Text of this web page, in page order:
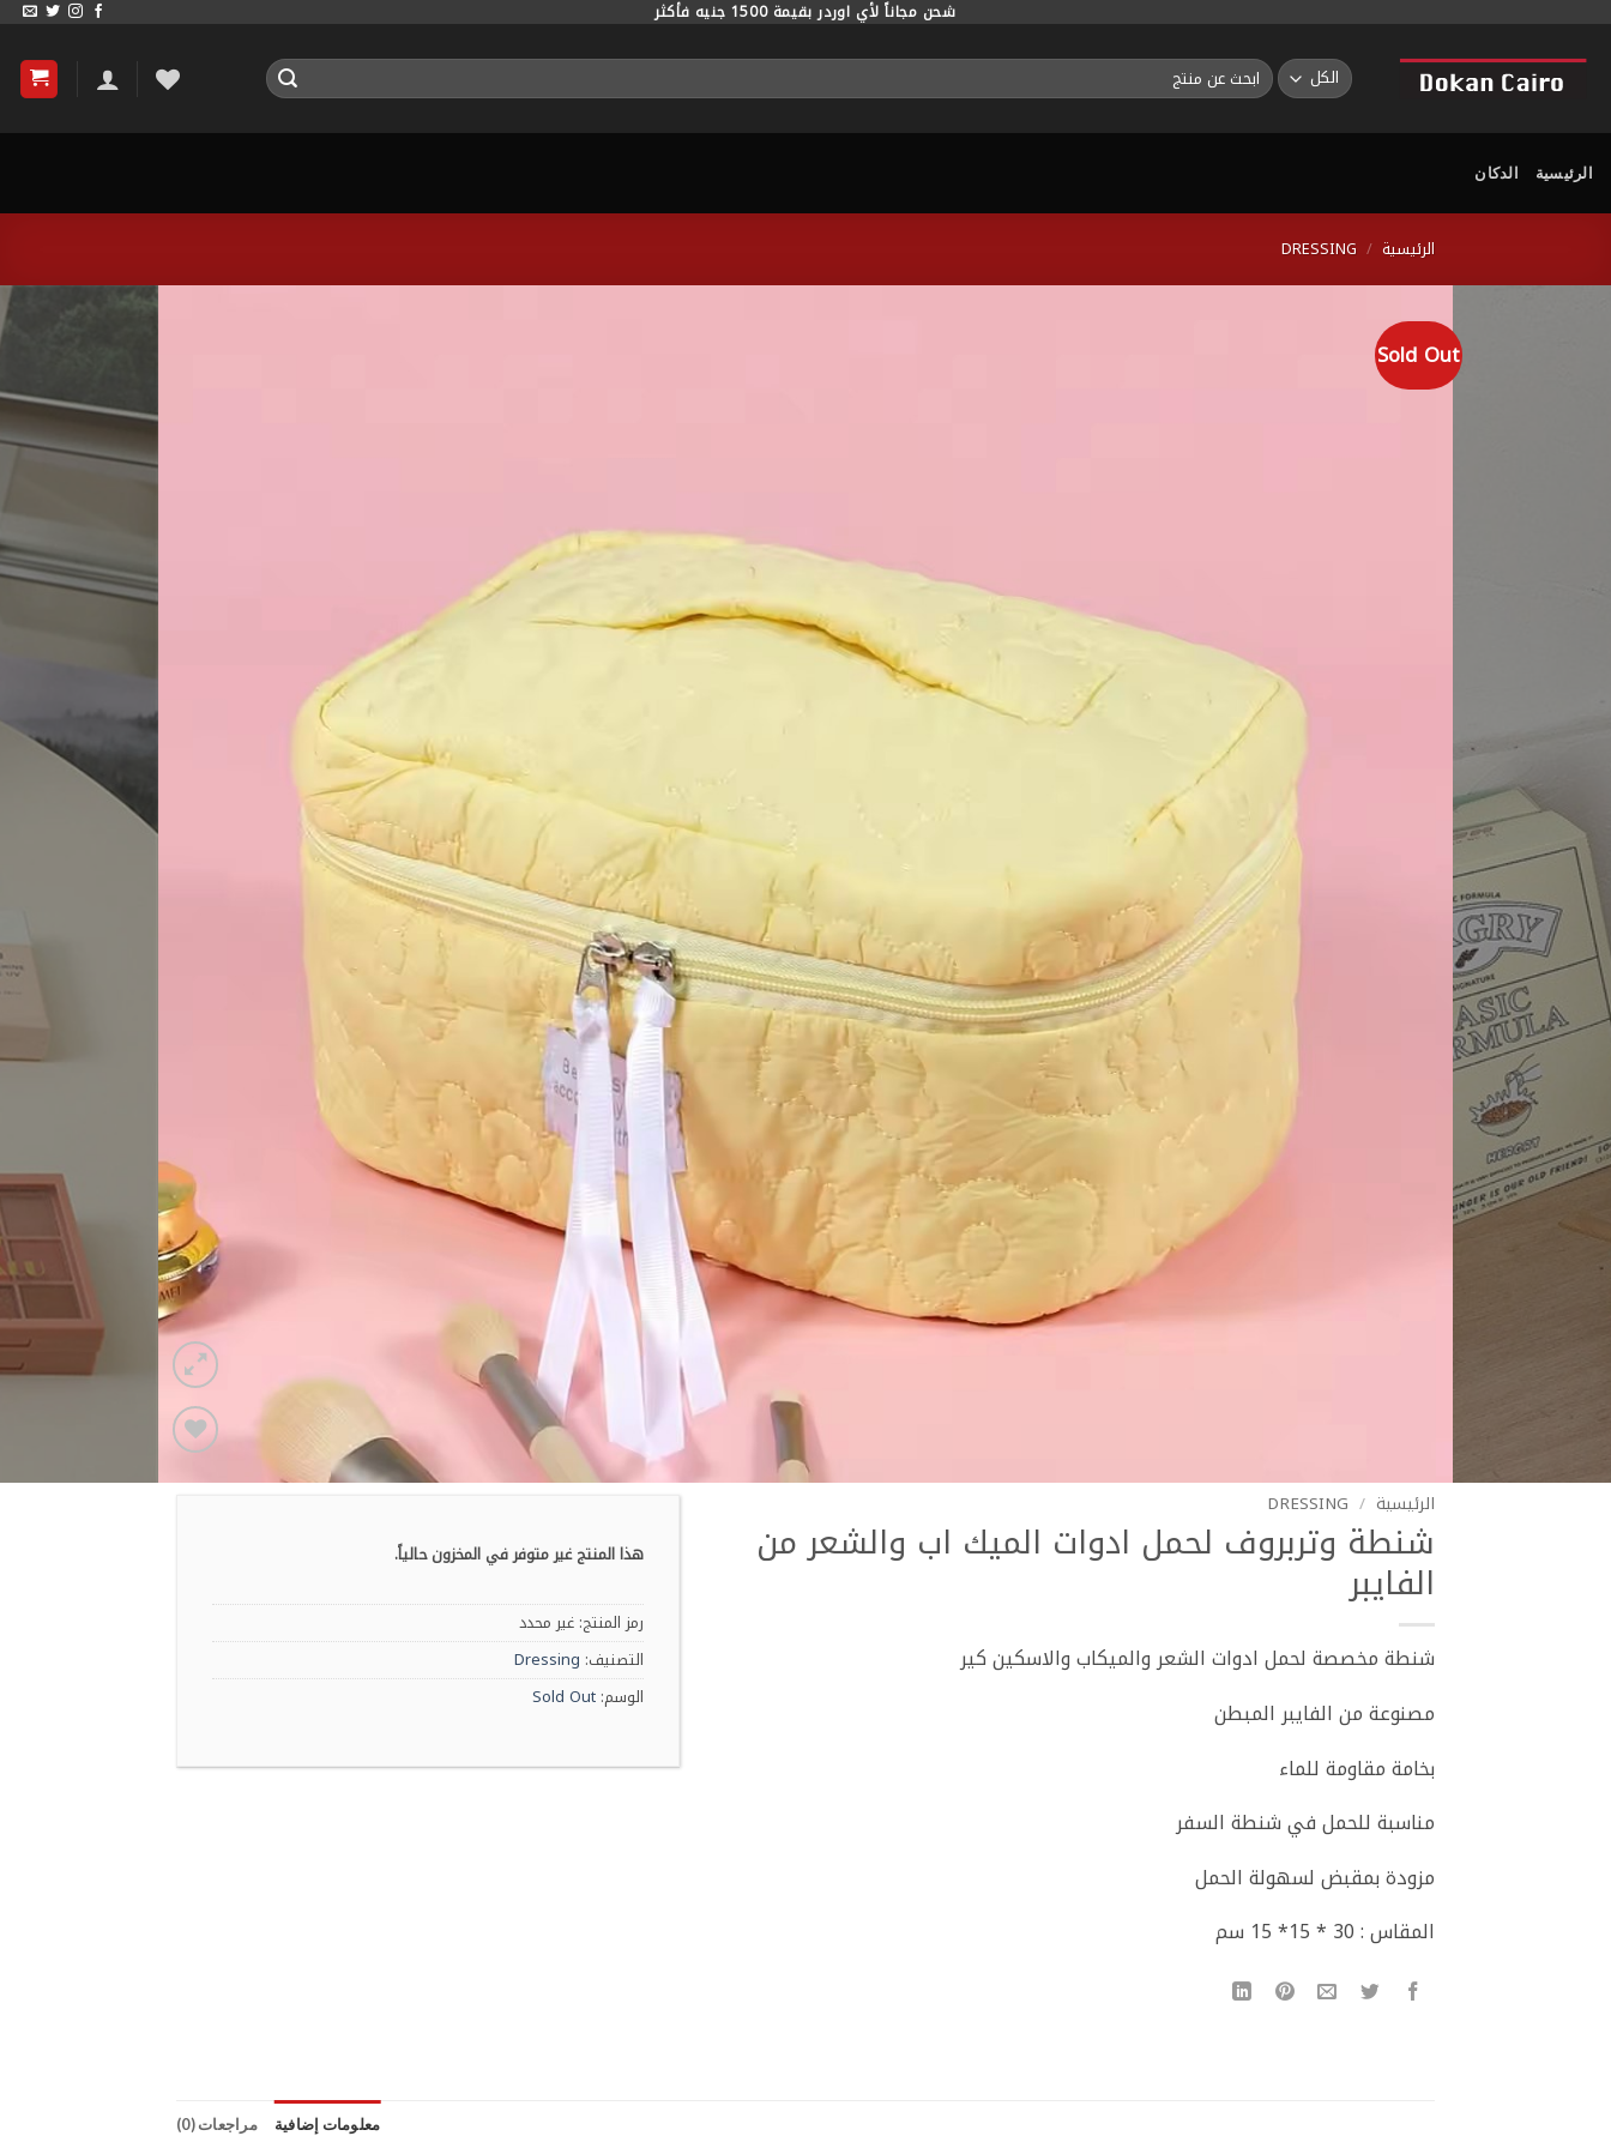
شحن مجاناً لأي اوردر بقيمة 1500 جنيه فأكثر
البحث
عن:
الرئيسية الدكان
الرئيسية /
DRESSING
Sold Out
Add to
الرئيسية /
DRESSING
شنطة وتربروف لحمل ادوات الميك اب والشعر من
الفايبر
شنطة مخصصة لحمل ادوات الشعر والميكاب والاسكين كير
مصنوعة من الفايبر المبطن
بخامة مقاومة للماء
مناسبة للحمل في شنطة السفر
مزودة بمقبض لسهولة الحمل
المقاس : 30 * 15* 15 سم
هذا المنتج غير متوفر في المخزون حالياً.
رمز المنتج: غير محدد
التصنيف: Dressing
الوسم: Sold Out
معلومات إضافية مراجعات (0)